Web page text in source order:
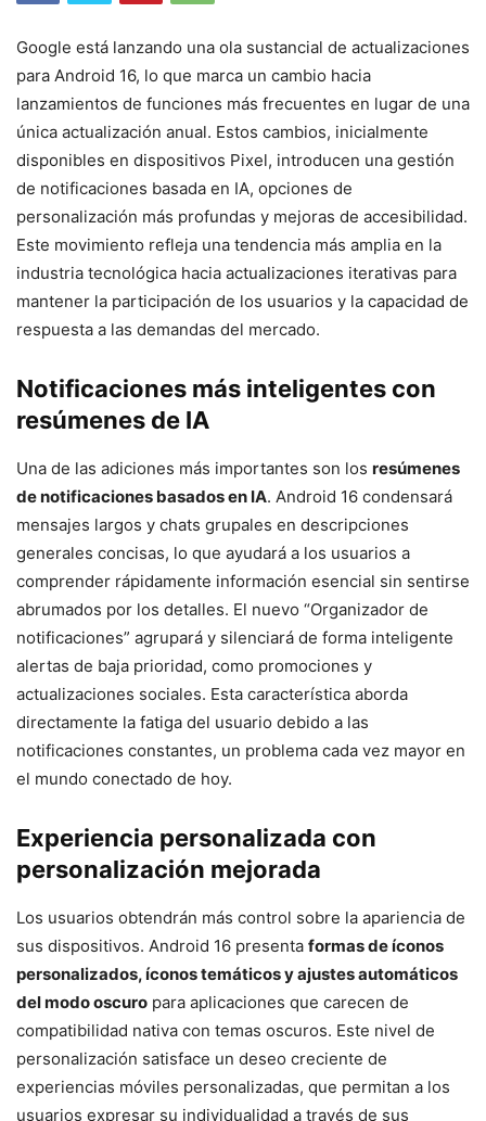
Google está lanzando una ola sustancial de actualizaciones
para Android 16, lo que marca un cambio hacia
lanzamientos de funciones más frecuentes en lugar de una
única actualización anual. Estos cambios, inicialmente
disponibles en dispositivos Pixel, introducen una gestión
de notificaciones basada en IA, opciones de
personalización más profundas y mejoras de accesibilidad.
Este movimiento refleja una tendencia más amplia en la
industria tecnológica hacia actualizaciones iterativas para
mantener la participación de los usuarios y la capacidad de
respuesta a las demandas del mercado.
Notificaciones más inteligentes con
resúmenes de IA
Una de las adiciones más importantes son los resúmenes
de notificaciones basados en IA. Android 16 condensará
mensajes largos y chats grupales en descripciones
generales concisas, lo que ayudará a los usuarios a
comprender rápidamente información esencial sin sentirse
abrumados por los detalles. El nuevo “Organizador de
notificaciones” agrupará y silenciará de forma inteligente
alertas de baja prioridad, como promociones y
actualizaciones sociales. Esta característica aborda
directamente la fatiga del usuario debido a las
notificaciones constantes, un problema cada vez mayor en
el mundo conectado de hoy.
Experiencia personalizada con
personalización mejorada
Los usuarios obtendrán más control sobre la apariencia de
sus dispositivos. Android 16 presenta formas de íconos
personalizados, íconos temáticos y ajustes automáticos
del modo oscuro para aplicaciones que carecen de
compatibilidad nativa con temas oscuros. Este nivel de
personalización satisface un deseo creciente de
experiencias móviles personalizadas, que permitan a los
usuarios expresar su individualidad a través de sus